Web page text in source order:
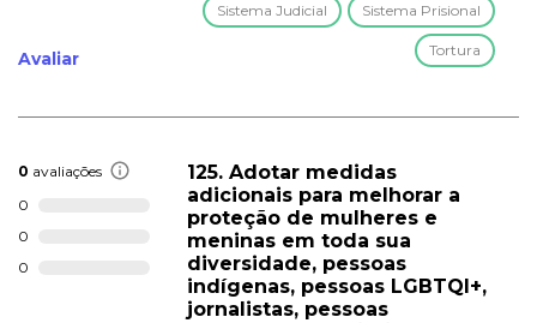
Avaliar
Sistema Judicial Sistema Prisional
Tortura
0 avaliações
0
0
0
125. Adotar medidas
adicionais para melhorar a
proteção de mulheres e
meninas em toda sua
diversidade, pessoas
indígenas, pessoas LGBTQI+,
jornalistas, pessoas